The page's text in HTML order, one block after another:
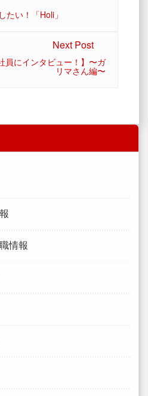
たい！「Holi」
Next Post
員にインタビュー！】〜ガ
リマさん編〜
情報